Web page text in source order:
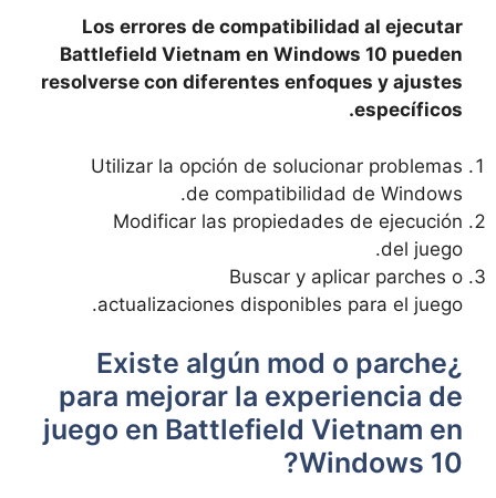
Los errores de compatibilidad al ejecutar
Battlefield Vietnam en Windows 10 pueden
resolverse con diferentes enfoques y ajustes
específicos.
Utilizar la opción de solucionar problemas
de compatibilidad de Windows.
Modificar las propiedades de ejecución
del juego.
Buscar y aplicar parches o
actualizaciones disponibles para el juego.
¿Existe algún mod o parche
para mejorar la experiencia de
juego en Battlefield Vietnam en
Windows 10?